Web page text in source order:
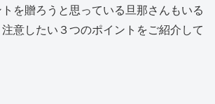
を贈ろうと思っている旦那さんもいる
意したい３つのポイントをご紹介して